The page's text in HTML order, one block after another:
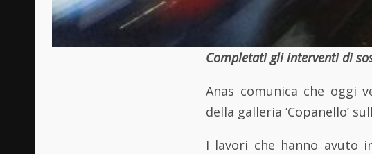
Completati gli interventi di
Anas comunica che oggi
della galleria ‘Copanello’
I lavori che hanno avuto